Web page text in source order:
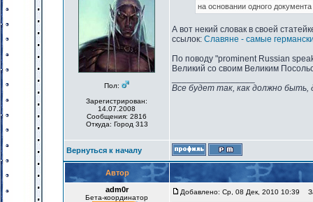
Пол:
Зарегистрирован:
14.07.2008
Сообщения: 2816
Откуда: Город 313
на основании одного
А вот некий словак в своей
ссылок: Славяне - самые
По поводу "prominent Russian
Великий со своим Великим
Все будет так, как должно быть,
Вернуться к началу
Автор
adm0r
Бета-координатор
Добавлено: Ср, 08 Дек, 2010 10:39